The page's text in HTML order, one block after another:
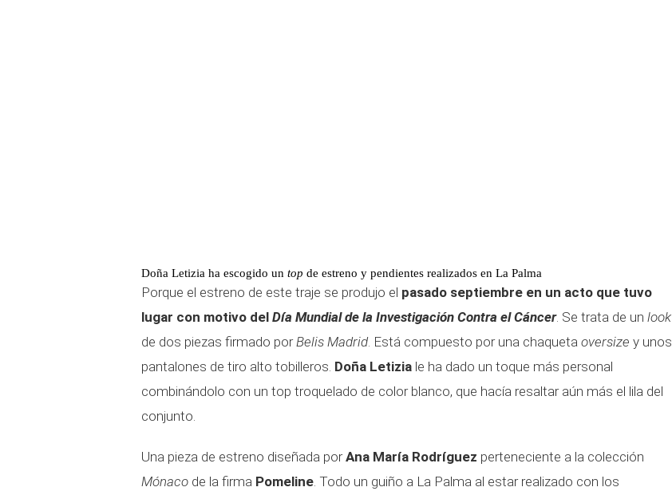
Doña Letizia ha escogido un top de estreno y pendientes realizados en La Palma
Porque el estreno de este traje se produjo el pasado septiembre en un acto que tuvo
lugar con motivo del Día Mundial de la Investigación Contra el Cáncer. Se trata de un look
de dos piezas firmado porBelis Madrid. Está compuesto por una chaqueta oversize y unos
pantalones de tiro alto tobilleros. Doña Letizia le ha dado un toque más personal
combinándolo con un top troquelado de color blanco, que hacía resaltar aún más el lila del
conjunto.
Una pieza de estreno diseñada porAna María Rodríguez perteneciente a la colección
Mónaco de la firma Pomeline . Todo un guiño a La Palma al estar realizado con los